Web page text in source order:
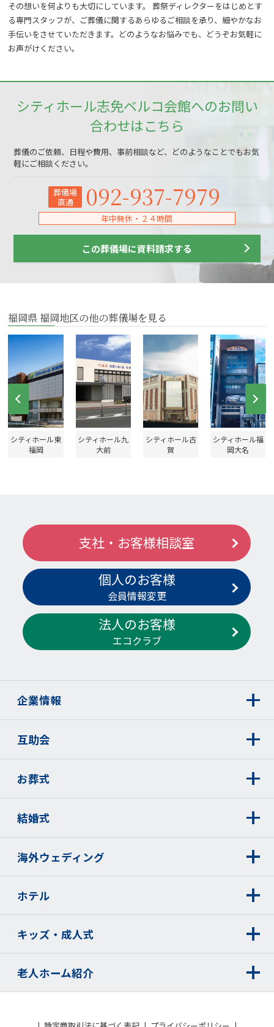
その想いを何よりも大切にしています。 葬祭ディレクターをはじめとす
る専門スタッフが、ご葬儀に関するあらゆるご相談を承り、細やかなお
手伝いをさせていただきます。どのようなお悩みでも、どうぞお気軽に
お声がけください。
シティホール志免ベルコ会館へのお問い
合わせはこちら
葬儀のご依頼、日程や費用、事前相談など、どのようなことでもお気
軽にご相談ください。
葬儀場
直通
092-937-7979
年中無休・２４時間
この葬儀場に資料請求する
福岡県 福岡地区の他の葬儀場を見る
シティホール東
福岡
シティホール九
大前
シティホール古
賀
シティホール福
岡大名
Prev
支社・お客様相談室
個人のお客様
会員情報変更
法人のお客様
エコクラブ
企業情報
互助会
お葬式
結婚式
海外ウェディング
ホテル
キッズ・成人式
老人ホーム紹介